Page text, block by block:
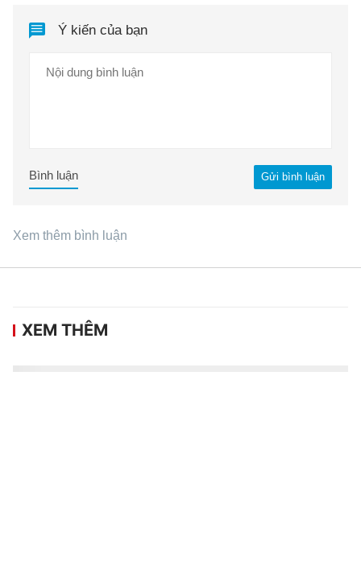
Ý kiến của bạn
Gửi bình luận
Bình luận
Xem thêm bình luận
XEM THÊM